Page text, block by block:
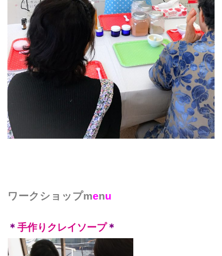
ワークショップmenu
＊ 手作りクレイソープ＊